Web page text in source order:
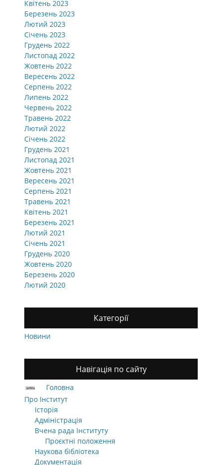
Квітень 2023
Березень 2023
Лютий 2023
Січень 2023
Грудень 2022
Листопад 2022
Жовтень 2022
Вересень 2022
Серпень 2022
Липень 2022
Червень 2022
Травень 2022
Лютий 2022
Січень 2022
Грудень 2021
Листопад 2021
Жовтень 2021
Вересень 2021
Серпень 2021
Травень 2021
Квітень 2021
Березень 2021
Лютий 2021
Січень 2021
Грудень 2020
Жовтень 2020
Березень 2020
Лютий 2020
Категорії
Новини
Навігація по сайту
Головна
Про Інститут
Історія
Адміністрація
Вчена рада Інституту
Проєктні положення
Наукова бібліотека
Документація